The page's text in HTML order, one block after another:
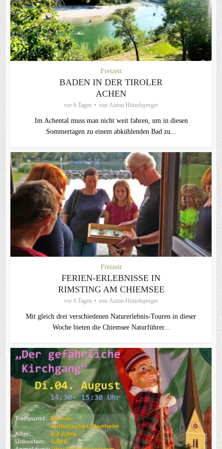
Freizeit
BADEN IN DER TIROLER
ACHEN
vor 6 Tagen von Anton Hötzelsperger
Im Achental muss man nicht weit fahren, um in diesen
Sommertagen zu einem abkühlenden Bad zu...
Freizeit
FERIEN-ERLEBNISSE IN
RIMSTING AM CHIEMSEE
vor 6 Tagen von Anton Hötzelsperger
Mit gleich drei verschiedenen Naturerlebnis-Touren in dieser
Woche bieten die Chiemsee Naturführer...